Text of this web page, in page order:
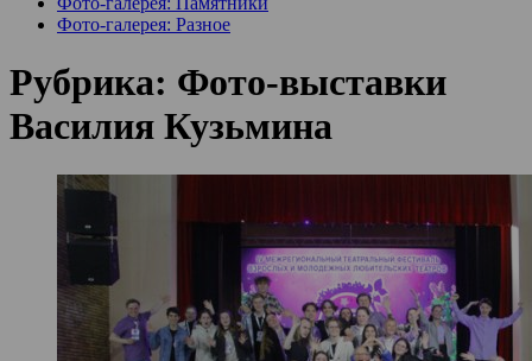
Фото-галерея: Разное
Рубрика: Фото-выставки
Василия Кузьмина